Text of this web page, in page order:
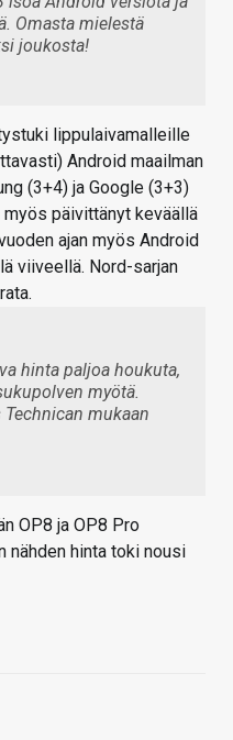
Omasta mielestä
joukosta!
lippulaivamalleille
Android maailman
(3+4) ja Google (3+3)
päivittänyt keväällä
ajan myös Android
viiveellä. Nord-sarjan
hinta paljoa houkuta,
myötä.
Technican mukaan
OP8 ja OP8 Pro
nähden hinta toki nousi